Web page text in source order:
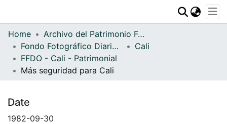
Communities & Collections
Statistics
Home
Archivo del Patrimonio Fotográfico y Fílmico del Valle del Cauca
Fondo Fotográfico Diario Occidente
Cali
FFDO - Cali - Patrimonial
Más seguridad para Cali
Date
1982-09-30